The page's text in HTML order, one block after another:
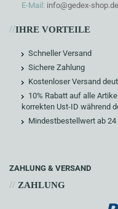
E-Mail: info@gedex-shop.de
//IHRE VORTEILE
Schneller Versand
Sichere Zahlung
Kostenloser Versand
10% Rabatt auf alle
korrekten Ust-ID während
Mindestbestellwert ab 24
ZAHLUNG & VERSAND
// ZAHLUNG